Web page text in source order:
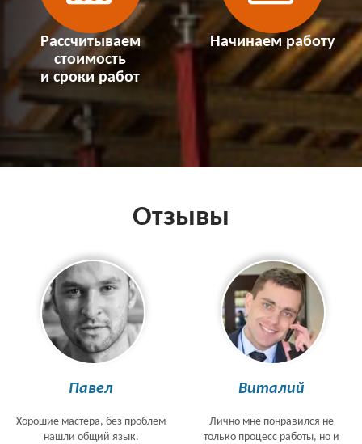
Рассчитываем
стоимость
и сроки работ
Начинаем работу
Отзывы
Павел
Хорошие мастера, без проблем
нашли общий язык.
Виталий
Лично мне понравился не
только процесс работы, но и